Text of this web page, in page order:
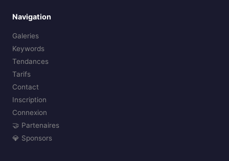
Navigation
Galeries
Keywords
Tendances
Tarifs
Contact
Inscription
Connexion
🤝 Partenaires
💎 Sponsors